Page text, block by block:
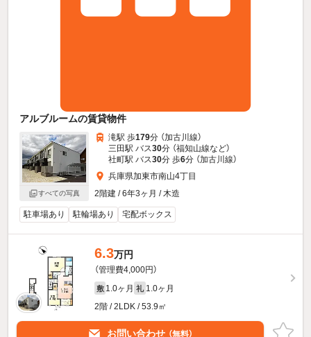
アルブルームの賃貸物件
すべての写真
滝駅 歩179分 （加古川線）
三田駅 バス30分 （福知山線など）
社町駅 バス30分 歩6分 （加古川線）
兵庫県加東市南山4丁目
2階建 / 6年3ヶ月 / 木造
駐車場あり 駐輪場あり 宅配ボックス
6.3万円
（管理費4,000円）
敷 1.0ヶ月 礼 1.0ヶ月
2階 / 2LDK / 53.9㎡
お問い合わせ （無料）